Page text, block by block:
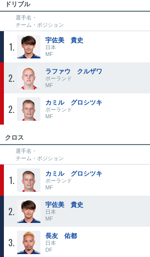
ドリブル
選手名・
チーム・ポジション
1
宇佐美 貴史
日本
MF
2
ラファウ クルザワ
ポーランド
MF
2
カミル グロシツキ
ポーランド
MF
クロス
選手名・
チーム・ポジション
1
カミル グロシツキ
ポーランド
MF
2
宇佐美 貴史
日本
MF
3
長友 佑都
日本
DF